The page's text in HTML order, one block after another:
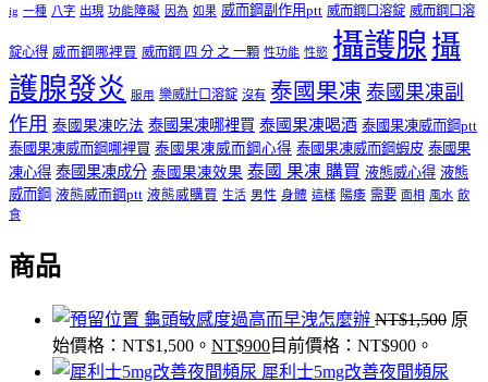
ig 一種 八字 出現 功能障礙 因為 如果 威而鋼副作用ptt 威而鋼口溶錠 威而鋼口溶
錠心得 威而鋼哪裡買 威而鋼 四 分 之 一顆 性功能 性慾 攝護腺 攝
護腺發炎
服用 樂威壯口溶錠 沒有 泰國果凍 泰國果凍副
作用 泰國果凍吃法 泰國果凍哪裡買 泰國果凍喝酒 泰國果凍威而鋼ptt
泰國果凍威而鋼哪裡買 泰國果凍威而鋼心得 泰國果凍威而鋼蝦皮 泰國果
凍心得 泰國果凍成分 泰國果凍效果 泰國 果凍 購買 液態威心得 液態
威而鋼 液態威而鋼ptt 液態威購買 生活 男性 身體 這樣 陽痿 需要 面相 風水 飲
食
商品
龜頭敏感度過高而早洩怎麼辦 NT$1,500 原
始價格：NT$1,500。 NT$900目前價格：NT$900。
犀利士5mg改善夜間頻尿